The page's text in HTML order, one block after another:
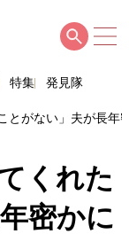
特集 発見隊
とがない」夫が長
くれた
密かに